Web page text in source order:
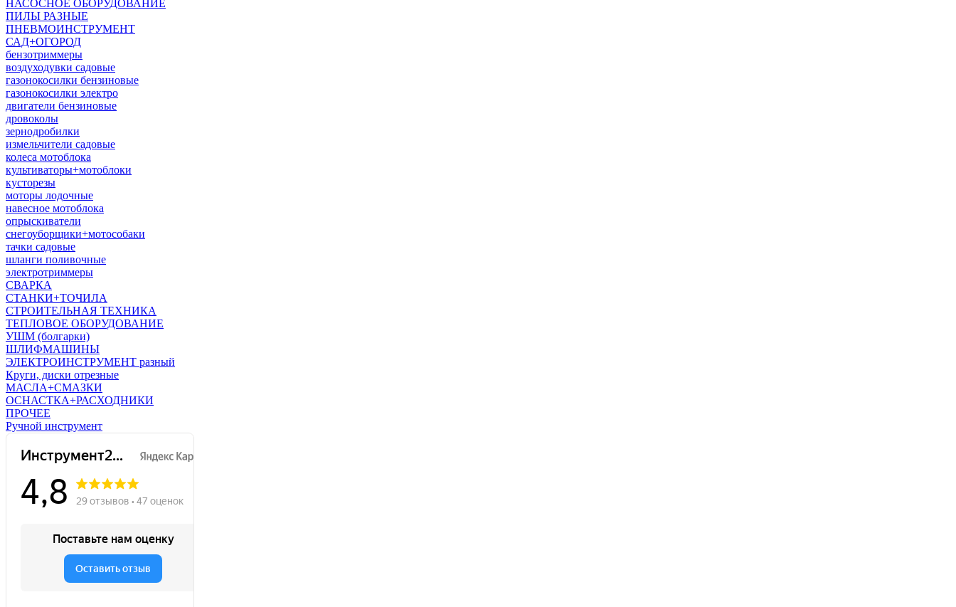
НАСОСНОЕ ОБОРУДОВАНИЕ
ПИЛЫ РАЗНЫЕ
ПНЕВМОИНСТРУМЕНТ
САД+ОГОРОД
бензотриммеры
воздуходувки садовые
газонокосилки бензиновые
газонокосилки электро
двигатели бензиновые
дровоколы
зернодробилки
измельчители садовые
колеса мотоблока
культиваторы+мотоблоки
кусторезы
моторы лодочные
навесное мотоблока
опрыскиватели
снегоуборщики+мотособаки
тачки садовые
шланги поливочные
электротриммеры
СВАРКА
СТАНКИ+ТОЧИЛА
СТРОИТЕЛЬНАЯ ТЕХНИКА
ТЕПЛОВОЕ ОБОРУДОВАНИЕ
УШМ (болгарки)
ШЛИФМАШИНЫ
ЭЛЕКТРОИНСТРУМЕНТ разный
Круги, диски отрезные
МАСЛА+СМАЗКИ
ОСНАСТКА+РАСХОДНИКИ
ПРОЧЕЕ
Ручной инструмент